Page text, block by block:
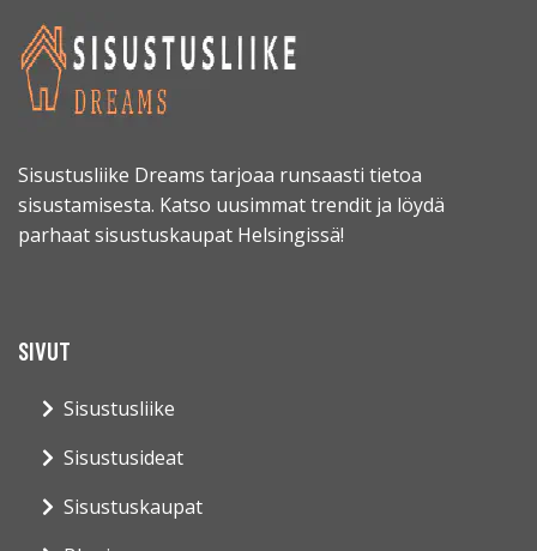
Sisustusliike Dreams tarjoaa runsaasti tietoa
sisustamisesta. Katso uusimmat trendit ja löydä
parhaat sisustuskaupat Helsingissä!
SIVUT
Sisustusliike
Sisustusideat
Sisustuskaupat